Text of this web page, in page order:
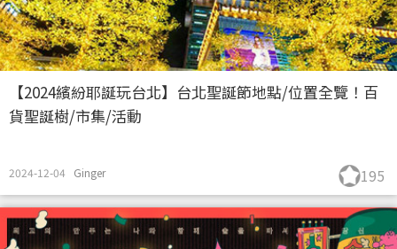
【2024繽紛耶誕玩台北】台北聖誕節地點/位置全覽！百
貨聖誕樹/市集/活動
2024-12-04 Ginger 195